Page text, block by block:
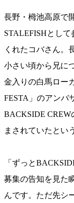
長野・栂池高原で
STALEFISHとして
くれたコバさん。
小さい頃から兄に
金入りの白馬ロー
FESTA」のアンバ
BACKSIDE
まされていたとい
「ずっと
募集の告知を見た
んです。ただ先シ